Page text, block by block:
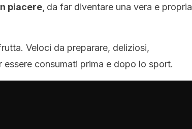
piacere, da far diventare una vera e propria
Veloci da preparare, deliziosi,
consumati prima e dopo lo sport.